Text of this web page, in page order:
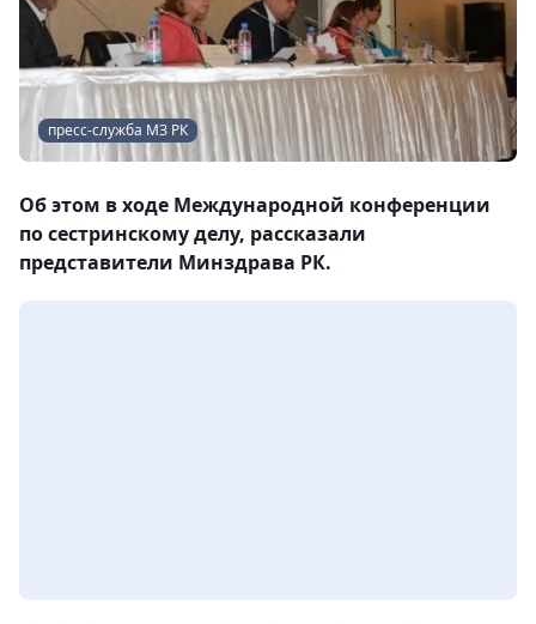
пресс-служба МЗ РК
Об этом в ходе Международной конференции
по сестринскому делу, рассказали
представители Минздрава РК.